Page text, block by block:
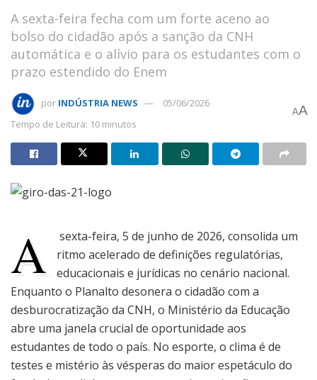
A sexta-feira fecha com um forte aceno ao
bolso do cidadão após a sanção da CNH
automática e o alívio para os estudantes com o
prazo estendido do Enem
por INDÚSTRIA NEWS
05/06/2026
Tempo de Leitura: 10 minutos
AA
A
sexta-feira, 5 de junho de 2026, consolida um
ritmo acelerado de definições regulatórias,
educacionais e jurídicas no cenário nacional.
Enquanto o Planalto desonera o cidadão com a
desburocratização da CNH, o Ministério da Educação
abre uma janela crucial de oportunidade aos
estudantes de todo o país. No esporte, o clima é de
testes e mistério às vésperas do maior espetáculo do